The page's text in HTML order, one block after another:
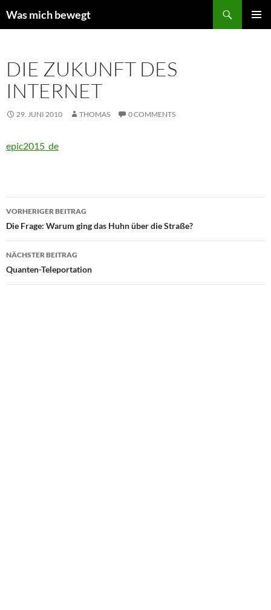
Inhalt
Was mich bewegt
DIE ZUKUNFT DES
INTERNET
29. JUNI 2010 THOMAS 0 COMMENTS
epic2015_de
Beitragsnavigation
VORHERIGER BEITRAG
Die Frage: Warum ging das Huhn über die Straße?
NÄCHSTER BEITRAG
Quanten-Teleportation